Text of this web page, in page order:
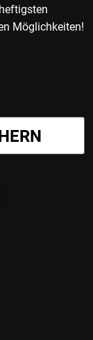
Möglichkeiten!